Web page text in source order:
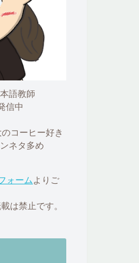
語教師
信中
コーヒー好き
ネタ多め
ォーム よりご
は禁止です。